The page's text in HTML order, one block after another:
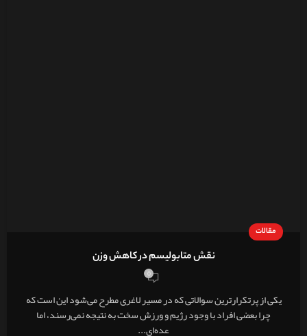
مقالات
نقش متابولیسم در کاهش وزن
0
یکی از پرتکرارترین سوالاتی که در مسیر لاغری مطرح می‌شود این است که
چرا بعضی افراد با وجود رژیم و ورزش سخت به نتیجه نمی‌رسند، اما
عده‌ای...